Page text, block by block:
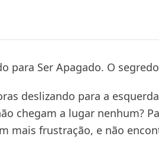
para Ser Apagado. O
deslizando para a
chegam a lugar nenhum?
mais frustração, e não